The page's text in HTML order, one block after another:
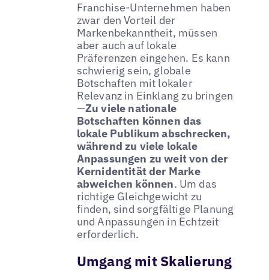
Franchise-Unternehmen haben
zwar den Vorteil der
Markenbekanntheit, müssen
aber auch auf lokale
Präferenzen eingehen. Es kann
schwierig sein, globale
Botschaften mit lokaler
Relevanz in Einklang zu bringen
—Zu viele nationale
Botschaften können das
lokale Publikum abschrecken,
während zu viele lokale
Anpassungen zu weit von der
Kernidentität der Marke
abweichen können. Um das
richtige Gleichgewicht zu
finden, sind sorgfältige Planung
und Anpassungen in Echtzeit
erforderlich.
Umgang mit Skalierung